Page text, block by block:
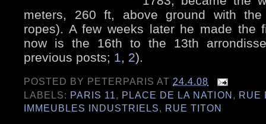
meters, 260 ft, above ground with
ropes). A few weeks later he made the
now is the 16th to the 13th
previous posts; 1, 2).
POSTED BY PETERPARIS AT 24.4.08
LABELS: PARIS 11, PLACE DE LA NATION, RUE
IMMEUBLES INDUSTRIELS, RUE TITON